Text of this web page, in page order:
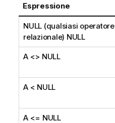
Espressione
NULL (qualsiasi operatore
relazionale) NULL
A <> NULL
A < NULL
A <= NULL